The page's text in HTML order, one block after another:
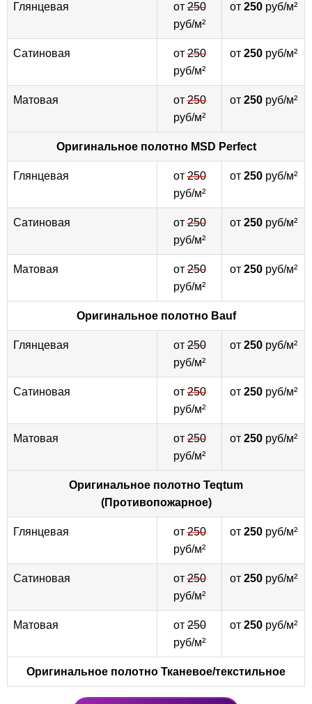
Глянцевая от250
руб/м²
от 250руб/м²
Сатиновая от250
руб/м²
от 250руб/м²
Матовая от250
руб/м²
от 250руб/м²
Оригинальное полотно MSD Perfect
Глянцевая от250
руб/м²
от 250руб/м²
Сатиновая от250
руб/м²
от 250руб/м²
Матовая от250
руб/м²
от 250руб/м²
Оригинальное полотно Bauf
Глянцевая от250
руб/м²
от 250руб/м²
Сатиновая от250
руб/м²
от 250руб/м²
Матовая от250
руб/м²
от 250руб/м²
Оригинальное полотно Teqtum
(Противопожарное)
Глянцевая от250
руб/м²
от 250руб/м²
Сатиновая от250
руб/м²
от 250руб/м²
Матовая от250
руб/м²
от 250руб/м²
Оригинальное полотно Тканевое/текстильное